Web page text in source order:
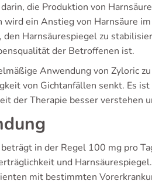
die Produktion von
wird ein Anstieg von Harnsäure
Harnsäurespiegel zu
der Betroffenen ist.
Anwendung von Zyloric
von Gichtanfällen senkt. Es
der Therapie besser verstehen
in der Regel 100 mg pro
und
mit bestimmten